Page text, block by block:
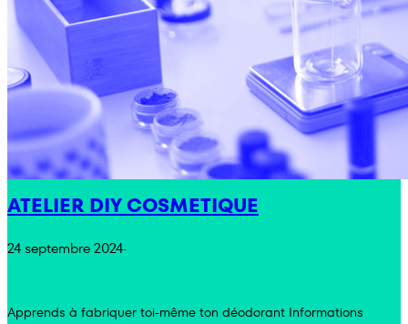
ATELIER DIY COSMETIQUE
24 septembre 2024·
Apprends à fabriquer toi-même ton déodorant Informations